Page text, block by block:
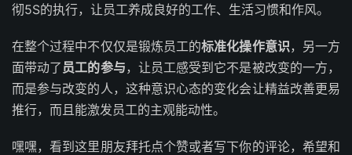
彻5S的执行，让员工养成良好的工作、生活习惯和作风。
在整个过程中不仅仅是锻炼员工的标准化操作意识，另一方
面带动了 员工的参与，让员工感受到它不是被改变的一方，
而是参与改变的人，这种意识心态的变化会让精益改善更易
推行，而且能激发员工的主观能动性。
嘿嘿，看到这里朋友拜托点个赞或者写下你的评论，希望和